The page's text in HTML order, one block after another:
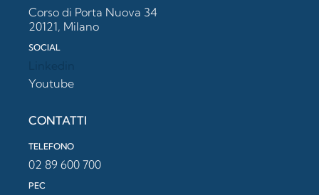
Corso di Porta Nuova 34
20121, Milano
SOCIAL
Youtube
CONTATTI
TELEFONO
02 89 600 700
PEC